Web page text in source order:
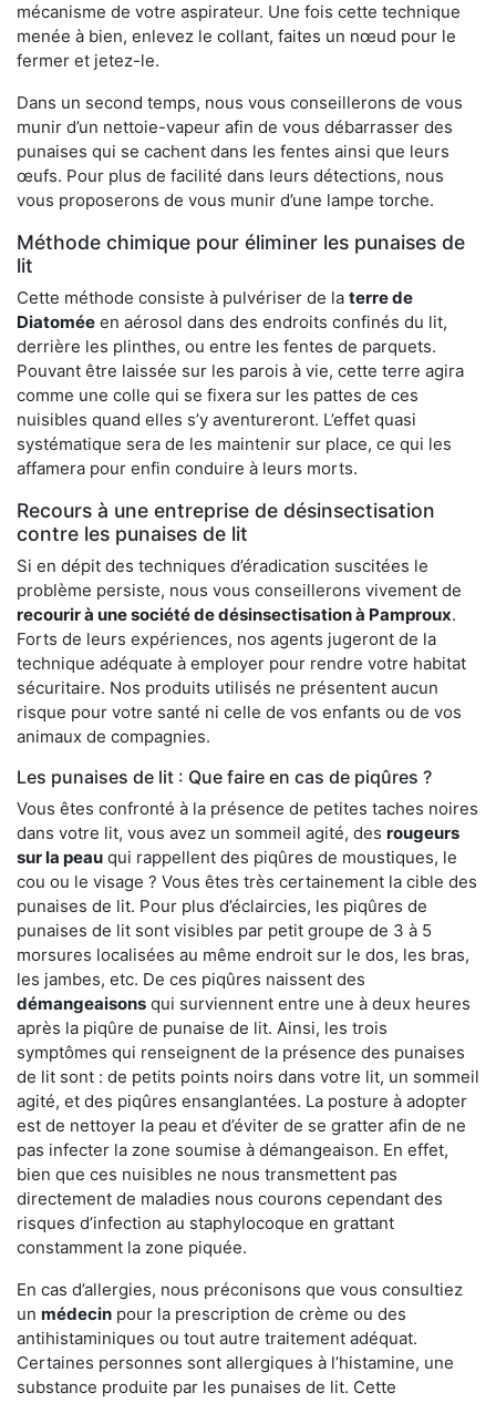
mécanisme de votre aspirateur. Une fois cette technique
menée à bien, enlevez le collant, faites un nœud pour le
fermer et jetez-le.
Dans un second temps, nous vous conseillerons de vous
munir d’un nettoie-vapeur afin de vous débarrasser des
punaises qui se cachent dans les fentes ainsi que leurs
œufs. Pour plus de facilité dans leurs détections, nous
vous proposerons de vous munir d’une lampe torche.
Méthode chimique pour éliminer les punaises de
lit
Cette méthode consiste à pulvériser de la terre de
Diatomée en aérosol dans des endroits confinés du lit,
derrière les plinthes, ou entre les fentes de parquets.
Pouvant être laissée sur les parois à vie, cette terre agira
comme une colle qui se fixera sur les pattes de ces
nuisibles quand elles s’y aventureront. L’effet quasi
systématique sera de les maintenir sur place, ce qui les
affamera pour enfin conduire à leurs morts.
Recours à une entreprise de désinsectisation
contre les punaises de lit
Si en dépit des techniques d’éradication suscitées le
problème persiste, nous vous conseillerons vivement de
recourir à une société de désinsectisation à Pamproux.
Forts de leurs expériences, nos agents jugeront de la
technique adéquate à employer pour rendre votre habitat
sécuritaire. Nos produits utilisés ne présentent aucun
risque pour votre santé ni celle de vos enfants ou de vos
animaux de compagnies.
Les punaises de lit : Que faire en cas de piqûres ?
Vous êtes confronté à la présence de petites taches noires
dans votre lit, vous avez un sommeil agité, des rougeurs
sur la peau qui rappellent des piqûres de moustiques, le
cou ou le visage ? Vous êtes très certainement la cible des
punaises de lit. Pour plus d’éclaircies, les piqûres de
punaises de lit sont visibles par petit groupe de 3 à 5
morsures localisées au même endroit sur le dos, les bras,
les jambes, etc. De ces piqûres naissent des
démangeaisons qui surviennent entre une à deux heures
après la piqûre de punaise de lit. Ainsi, les trois
symptômes qui renseignent de la présence des punaises
de lit sont : de petits points noirs dans votre lit, un sommeil
agité, et des piqûres ensanglantées. La posture à adopter
est de nettoyer la peau et d’éviter de se gratter afin de ne
pas infecter la zone soumise à démangeaison. En effet,
bien que ces nuisibles ne nous transmettent pas
directement de maladies nous courons cependant des
risques d’infection au staphylocoque en grattant
constamment la zone piquée.
En cas d’allergies, nous préconisons que vous consultiez
un médecin pour la prescription de crème ou des
antihistaminiques ou tout autre traitement adéquat.
Certaines personnes sont allergiques à l’histamine, une
substance produite par les punaises de lit. Cette